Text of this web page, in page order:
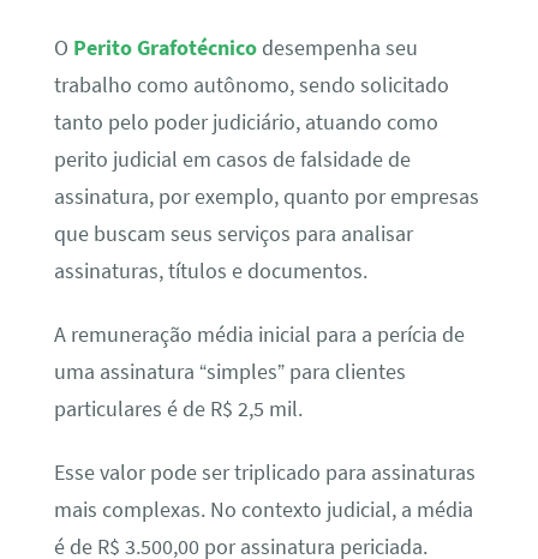
O Perito Grafotécnicodesempenha seu
trabalho como autônomo, sendo solicitado
tanto pelo poder judiciário, atuando como
perito judicial em casos de falsidade de
assinatura, por exemplo, quanto por empresas
que buscam seus serviços para analisar
assinaturas, títulos e documentos.
A remuneração média inicial para a perícia de
uma assinatura “simples” para clientes
particulares é de R$ 2,5 mil.
Esse valor pode ser triplicado para assinaturas
mais complexas. No contexto judicial, a média
é de R$ 3.500,00 por assinatura periciada.